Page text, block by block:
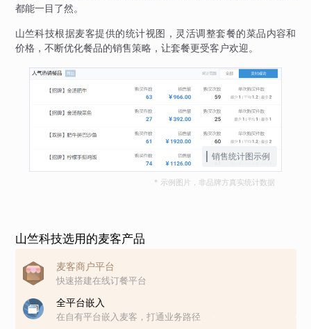
都能一目了然。
山竺科技根据麦客提供的统计视图，灵活调整套餐的菜品内容和
价格，不断优化餐品的销售策略，让套餐更受客户欢迎。
销售统计图示例
* 示例图片，非品牌方真实统计数据
山竺科技选用的麦客产品
麦客商户平台
快速搭建在线订餐平台
全平台嵌入
在自有平台嵌入麦客，打通业务路径